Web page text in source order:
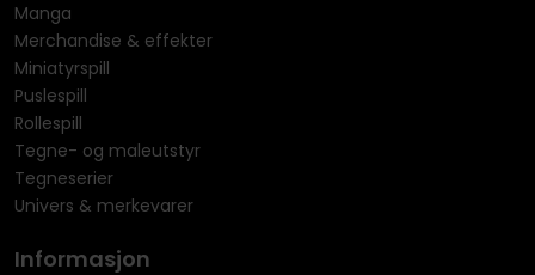
Manga
Merchandise & effekter
Miniatyrspill
Puslespill
Rollespill
Tegne- og maleutstyr
Tegneserier
Univers & merkevarer
Informasjon